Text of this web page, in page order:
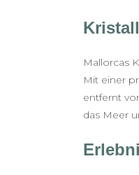
Mallorcas
Mit einer
entfernt
das Meer